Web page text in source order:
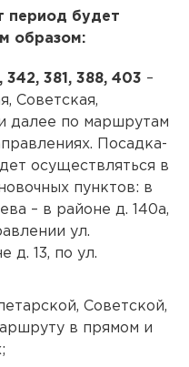
период будет
образом:
381, 388, 403 –
Советская,
далее по маршрутам
Посадка-
осуществляться в
пунктов: в
– в районе д. 140а,
ул.
д. 13, по ул.
Советской,
в прямом и